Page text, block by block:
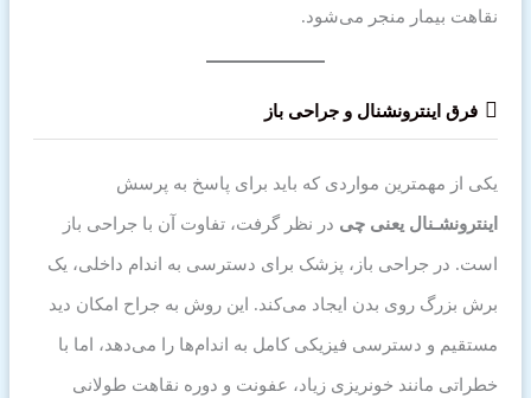
نقاهت بیمار منجر می‌شود.
فرق اینترونشنال و جراحی باز
یکی از مهمترین مواردی که باید برای پاسخ به پرسش
اینترونشـنال یعنی چی در نظر گرفت، تفاوت آن با جراحی باز
است. در جراحی باز، پزشک برای دسترسی به اندام داخلی، یک
برش بزرگ روی بدن ایجاد می‌کند. این روش به جراح امکان دید
مستقیم و دسترسی فیزیکی کامل به اندام‌ها را می‌دهد، اما با
خطراتی مانند خونریزی زیاد، عفونت و دوره نقاهت طولانی